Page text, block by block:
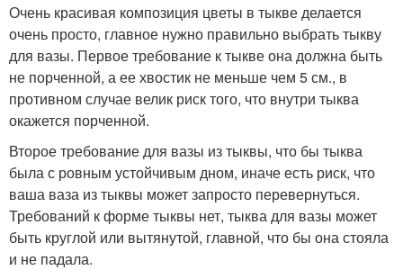
Очень красивая композиция цветы в тыкве делается
очень просто, главное нужно правильно выбрать тыкву
для вазы. Первое требование к тыкве она должна быть
не порченной, а ее хвостик не меньше чем 5 см., в
противном случае велик риск того, что внутри тыква
окажется порченной.
Второе требование для вазы из тыквы, что бы тыква
была с ровным устойчивым дном, иначе есть риск, что
ваша ваза из тыквы может запросто перевернуться.
Требований к форме тыквы нет, тыква для вазы может
быть круглой или вытянутой, главной, что бы она стояла
и не падала.